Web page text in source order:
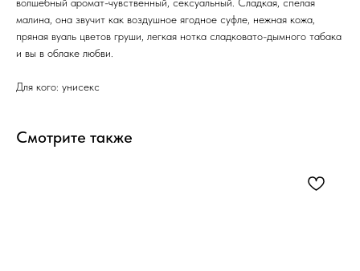
малина, она звучит как воздушное ягодное суфле, нежная кожа,
пряная вуаль цветов груши, легкая нотка сладковато-дымного табака
и вы в облаке любви.
Для кого: унисекс
Смотрите также